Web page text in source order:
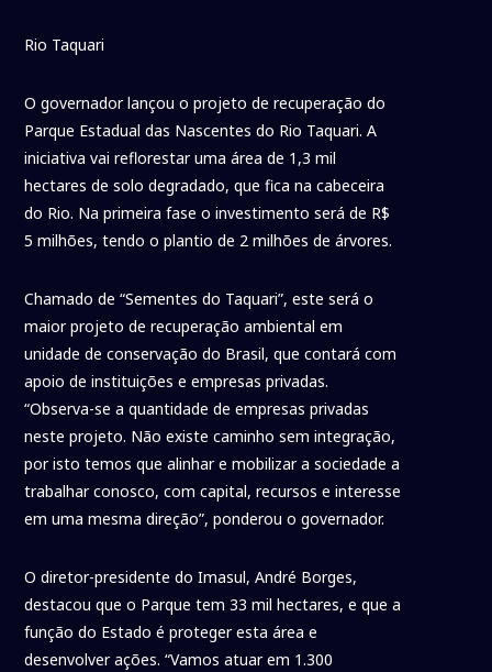
Rio Taquari
O governador lançou o projeto de recuperação do
Parque Estadual das Nascentes do Rio Taquari. A
iniciativa vai reflorestar uma área de 1,3 mil
hectares de solo degradado, que fica na cabeceira
do Rio. Na primeira fase o investimento será de R$
5 milhões, tendo o plantio de 2 milhões de árvores.
Chamado de “Sementes do Taquari”, este será o
maior projeto de recuperação ambiental em
unidade de conservação do Brasil, que contará com
apoio de instituições e empresas privadas.
“Observa-se a quantidade de empresas privadas
neste projeto. Não existe caminho sem integração,
por isto temos que alinhar e mobilizar a sociedade a
trabalhar conosco, com capital, recursos e interesse
em uma mesma direção”, ponderou o governador.
O diretor-presidente do Imasul, André Borges,
destacou que o Parque tem 33 mil hectares, e que a
função do Estado é proteger esta área e
desenvolver ações. “Vamos atuar em 1.300